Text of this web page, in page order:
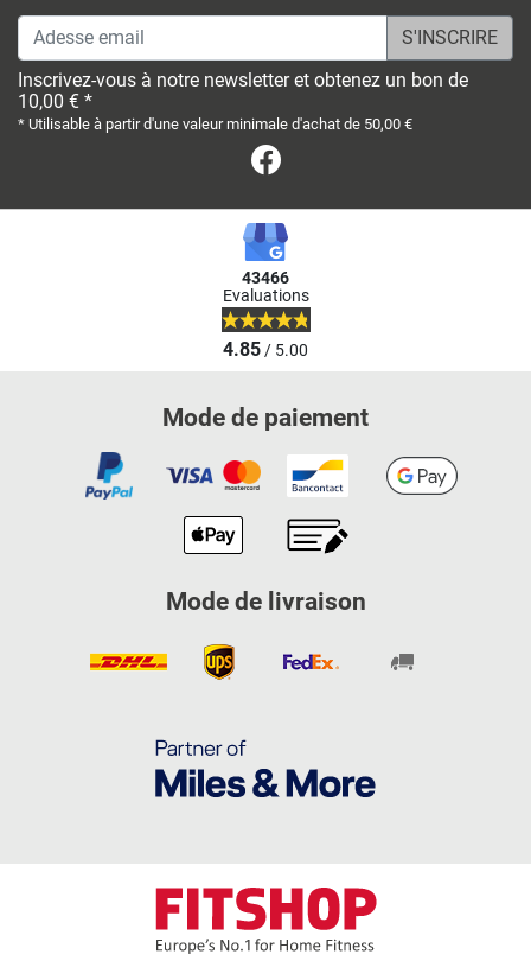
Adesse email
Inscrivez-vous à notre newsletter et obtenez un bon de
10,00 € *
* Utilisable à partir d'une valeur minimale d'achat de 50,00 €
43466
Evaluations
4.85/ 5.00
Mode de paiement
Mode de livraison